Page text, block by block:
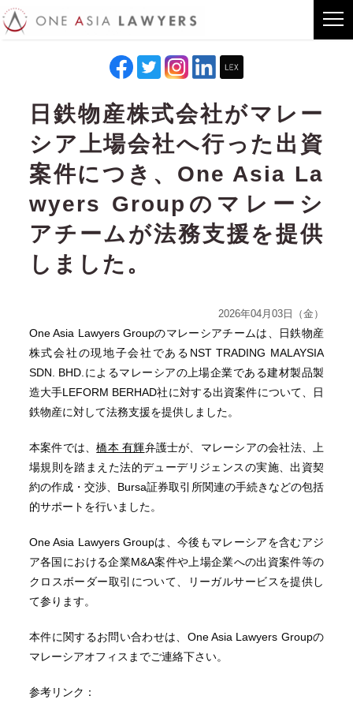
日鉄物産株式会社がマレー
シア上場会社へ行った出資
案件につき、One Asia La
wyers Groupのマレーシ
アチームが法務支援を提供
しました。
2026年04月03日（金）
One Asia Lawyers Groupのマレーシアチームは、日鉄物産
株式会社の現地子会社であるNST TRADING MALAYSIA
SDN. BHD.によるマレーシアの上場企業である建材製品製
造大手LEFORM BERHAD社に対する出資案件について、日
鉄物産に対して法務支援を提供しました。
本案件では、橋本 有輝弁護士が、マレーシアの会社法、上
場規則を踏まえた法的デューデリジェンスの実施、出資契
約の作成・交渉、Bursa証券取引所関連の手続きなどの包括
的サポートを行いました。
One Asia Lawyers Groupは、今後もマレーシアを含むアジ
ア各国における企業M&A案件や上場企業への出資案件等の
クロスボーダー取引について、リーガルサービスを提供し
て参ります。
本件に関するお問い合わせは、One Asia Lawyers Groupの
マレーシアオフィスまでご連絡下さい。
参考リンク：